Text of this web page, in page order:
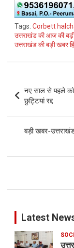
Tags: Corbett
उत्तराखंड की आज की
उत्तराखंड की बड़ी खबर
navigation
नए साल से पहले
छुट्टियां रद्द
बड़ी खबर-
Latest